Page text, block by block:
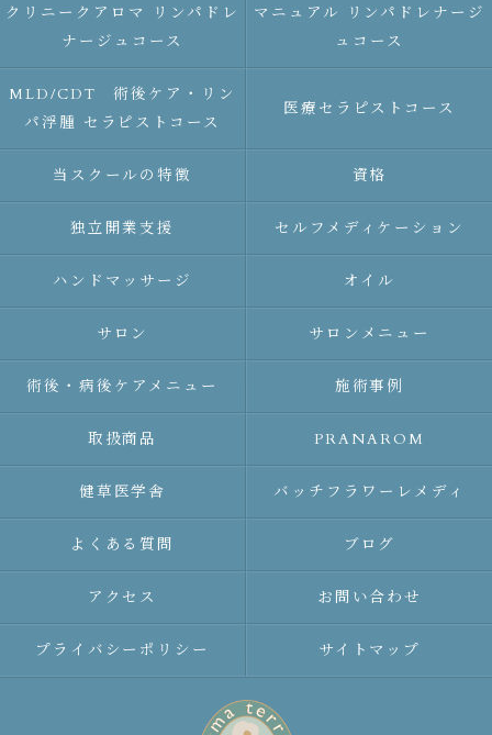
クリニークアロマ リンパドレ
ナージュコース
マニュアル リンパドレナージ
ュコース
MLD/CDT 術後ケア・リン
パ浮腫 セラピストコース
医療セラピストコース
当スクールの特徴 資格
独立開業支援 セルフメディケーション
ハンドマッサージ オイル
サロン サロンメニュー
術後・病後ケアメニュー 施術事例
取扱商品 PRANAROM
健草医学舎 バッチフラワーレメディ
よくある質問 ブログ
アクセス お問い合わせ
プライバシーポリシー サイトマップ